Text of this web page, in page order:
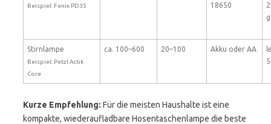
Beispiel: Fenix PD35
18650
g
Stirnlampe
Beispiel: Petzl Actik
Core
ca. 100–600 20–100 Akku oder AA
Kurze Empfehlung: Für die meisten Haushalte ist eine
kompakte, wiederaufladbare Hosentaschenlampe die beste